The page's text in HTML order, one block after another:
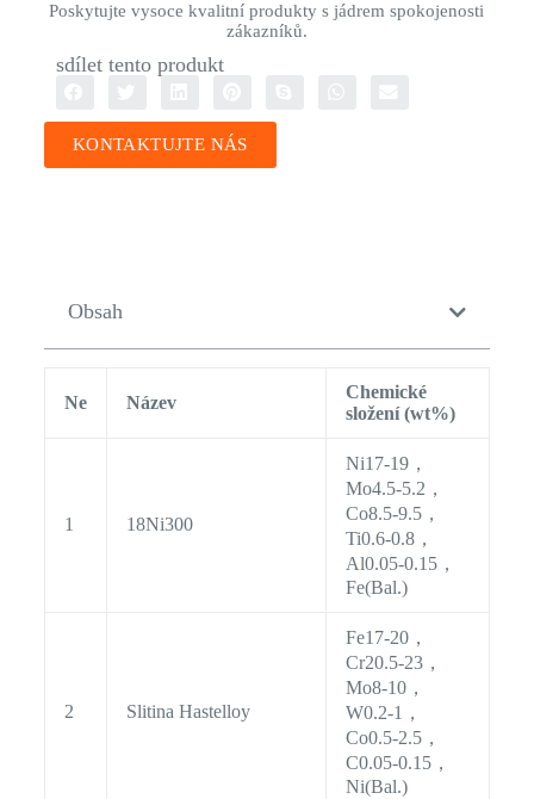
Poskytujte vysoce kvalitní produkty s jádrem spokojenosti
zákazníků.
sdílet tento produkt
KONTAKTUJTE NÁS
Obsah
Ne Název
Chemické
složení (wt%)
1 18Ni300
Ni17-19，
Mo4.5-5.2，
Co8.5-9.5，
Ti0.6-0.8，
Al0.05-0.15，
Fe(Bal.)
2 Slitina Hastelloy
Fe17-20，
Cr20.5-23，
Mo8-10，
W0.2-1，
Co0.5-2.5，
C0.05-0.15，
Ni(Bal.)